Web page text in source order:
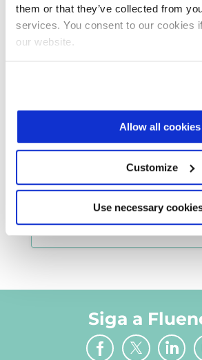
them or that they’ve collected from
services. You consent to our cookies
our website.
Allow all cookies
Customize
Use necessary
sobre nossas soluções de
de efluentes, ou para
do seu projeto
ENTRE EM
Siga a